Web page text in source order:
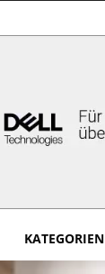
KATEGORIEN